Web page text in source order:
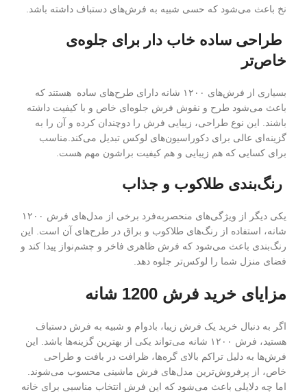
نخ باعث می‌شود که حسی شبیه به فرش‌های دستباف داشته باشد.
طراحی ساده خاب دار برای جلوه‌ی
خاص‌تر
بسیاری از فرش‌های ۱۲۰۰ شانه دارای طرح‌های ساده هستند که
باعث می‌شود طرح و نقوش فرش جلوه‌ای خاص و با کیفیت داشته
باشند. این نوع طراحی، زیبایی فرش را دوچندان کرده و آن را به
گزینه‌ای عالی برای دکوراسیون‌های لوکس تبدیل می‌کند.مناسب
برای کسایی که هم زیبایی و هم کیفیت براشون مهم هست.
رنگ‌بندی طلاکوب و جذاب
یکی دیگر از ویژگی‌های منحصر‌به‌فرد برخی از مدل‌های فرش ۱۲۰۰
شانه، استفاده از رنگ‌های طلاکوب و براق در طرح‌های آن است. این
رنگ‌بندی باعث می‌شود که فرش ظاهری فاخر و چشم‌نواز پیدا کند و
فضای منزل شما را لوکس‌تر جلوه دهد.
مزایای خرید فرش 1200 شانه
اگر به دنبال خرید یک فرش زیبا، بادوام و شبیه به فرش دستباف
هستید، فرش ۱۲۰۰ شانه می‌تواند یکی از بهترین گزینه‌ها باشد. این
فرش‌ها به دلیل تراکم بالای گره‌ها، ظرافت در بافت و طراحی
خاص، از پرفروش‌ترین مدل‌های فرش ماشینی محسوب می‌شوند.
اما چه دلایلی باعث می‌شود که این فرش انتخاب مناسبی برای خانه